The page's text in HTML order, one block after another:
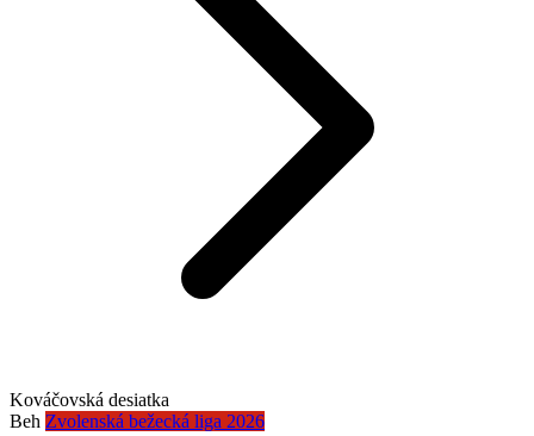
Kováčovská desiatka
Beh Zvolenská bežecká liga 2026